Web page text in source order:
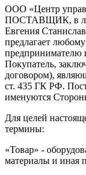
ООО «Центр
ПОСТАВЩИК, в
Евгения
предлагает
предпринимателю
Покупатель,
договором),
ст. 435 ГК РФ.
именуются
Для целей
термины:
«Товар» -
материалы и иная